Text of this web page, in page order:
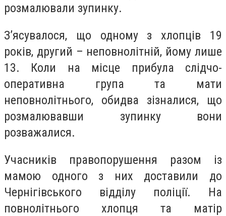
розмалювали зупинку.
З’ясувалося, що одному з хлопців 19
років, другий – неповнолітній, йому лише
13. Коли на місце прибула слідчо-
оперативна група та мати
неповнолітнього, обидва зізналися, що
розмалювавши зупинку вони
розважалися.
Учасників правопорушення разом із
мамою одного з них доставили до
Чернігівського відділу поліції. На
повнолітнього хлопця та матір